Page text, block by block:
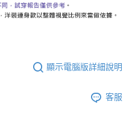
顯示電腦版詳細說明
客服